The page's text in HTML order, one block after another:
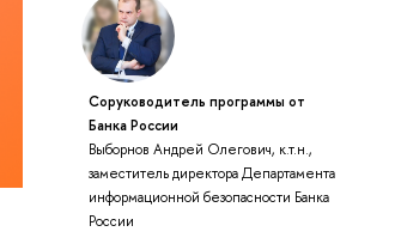
Соруководитель программы от
Банка России
Выборнов Андрей Олегович, к.т.н.,
заместитель директора Департамента
информационной безопасности Банка
России